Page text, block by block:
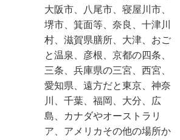
大阪市、八尾市、寝屋川市、
堺市、箕面等、奈良、十津川
村、滋賀県膳所、大津、おご
と温泉、彦根、京都の四条、
三条、兵庫県の三宮、西宮、
愛知県、遠方だと東京、神奈
川、千葉、福岡、大分、広
島、カナダやオーストラリ
ア、アメリカその他の場所か